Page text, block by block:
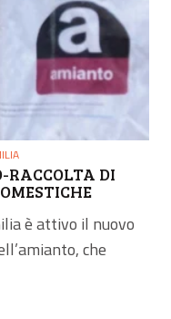
RACCOLTA DI
è attivo il nuovo
che